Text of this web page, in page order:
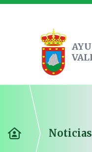
Inicio Noticias